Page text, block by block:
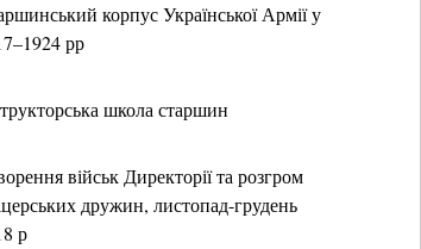
корпус Української Армії у
рр
школа старшин
військ Директорії та розгром
дружин, листопад-грудень
р